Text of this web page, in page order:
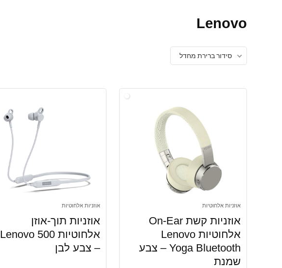
Lenovo
סידור ברירת מחדל
אוזניות אלחוטיות
אוזניות קשת On-Ear
אלחוטיות Lenovo
Yoga Bluetooth – צבע
שמנת
אוזניות אלחוטיות
אוזניות תוך-אוזן
אלחוטיות Lenovo 500
– צבע לבן